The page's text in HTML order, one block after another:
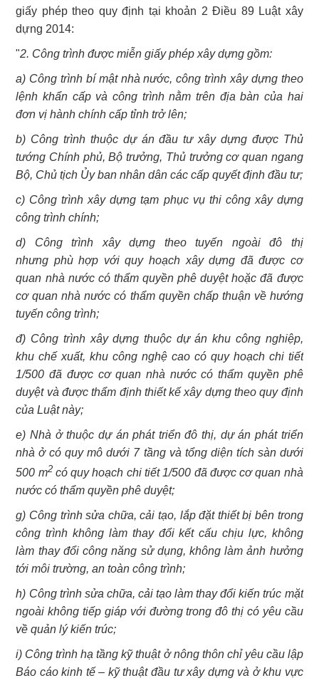
giấy phép theo quy định tại khoản 2 Điều 89 Luật xây
dựng 2014:
"2. Công trình được miễn giấy phép xây dựng gồm:
a) Công trình bí mật nhà nước, công trình xây dựng theo
lệnh khẩn cấp và công trình nằm trên địa bàn của hai
đơn vị hành chính cấp tỉnh trở lên;
b) Công trình thuộc dự án đầu tư xây dựng được Thủ
tướng Chính phủ, Bộ trưởng, Thủ trưởng cơ quan ngang
Bộ, Chủ tịch Ủy ban nhân dân các cấp quyết định đầu tư;
c) Công trình xây dựng tạm phục vụ thi công xây dựng
công trình chính;
d) Công trình xây dựng theo tuyến ngoài đô thị
nhưng phù hợp với quy hoạch xây dựng đã được cơ
quan nhà nước có thẩm quyền phê duyệt hoặc đã được
cơ quan nhà nước có thẩm quyền chấp thuận về hướng
tuyến công trình;
đ) Công trình xây dựng thuộc dự án khu công nghiệp,
khu chế xuất, khu công nghệ cao có quy hoạch chi tiết
1/500 đã được cơ quan nhà nước có thẩm quyền phê
duyệt và được thẩm định thiết kế xây dựng theo quy định
của Luật này;
e) Nhà ở thuộc dự án phát triển đô thị, dự án phát triển
nhà ở có quy mô dưới 7 tầng và tổng diện tích sàn dưới
500 m2có quy hoạch chi tiết 1/500 đã được cơ quan nhà
nước có thẩm quyền phê duyệt;
g) Công trình sửa chữa, cải tạo, lắp đặt thiết bị bên trong
công trình không làm thay đổi kết cấu chịu lực, không
làm thay đổi công năng sử dụng, không làm ảnh hưởng
tới môi trường, an toàn công trình;
h) Công trình sửa chữa, cải tạo làm thay đổi kiến trúc mặt
ngoài không tiếp giáp với đường trong đô thị có yêu cầu
về quản lý kiến trúc;
i) Công trình hạ tầng kỹ thuật ở nông thôn chỉ yêu cầu lập
Báo cáo kinh tế – kỹ thuật đầu tư xây dựng và ở khu vực